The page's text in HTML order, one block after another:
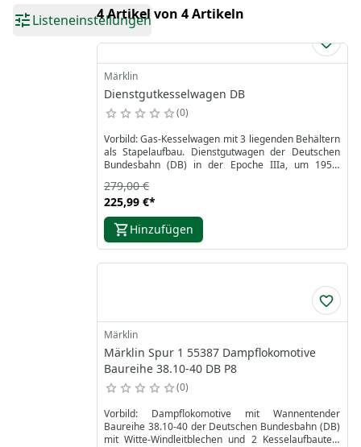
Listeneinstellungen4 Artikel von 4 Artikeln
Märklin
Dienstgutkesselwagen DB
0
Vorbild: Gas-Kesselwagen mit 3 liegenden Behältern
als Stapelaufbau. Dienstgutwagen der Deutschen
Bundesbahn (DB) in der Epoche IIIa, um 1953.
225,99 €*
279,00 €
Hinzufügen
Märklin
Märklin Spur 1 55387 Dampflokomotive
Baureihe 38.10-40 DB P8
0
Vorbild: Dampflokomotive mit Wannentender
Baureihe 38.10-40 der Deutschen Bundesbahn (DB)
mit Witte-Windleitblechen und 2 Kesselaufbauten.